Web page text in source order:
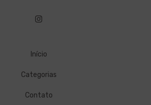
Início
Categorias
Contato